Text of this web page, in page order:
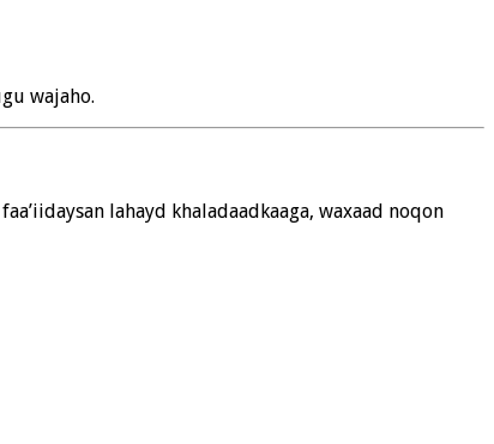
wajaho.
lahayd khaladaadkaaga, waxaad noqon